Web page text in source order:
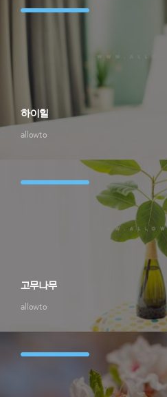
allowto
하이힐
allowto
고무나무